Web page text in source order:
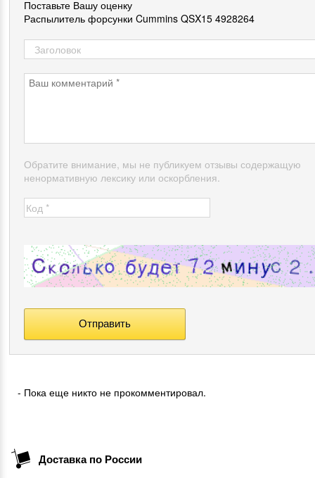
Поставьте Вашу оценку
Распылитель форсунки Cummins QSX15 4928264
Обратите внимание, мы не публикуем отзывы содержащую
ненормативную лексику или оскорбления.
- Пока еще никто не прокомментировал.
Доставка по России